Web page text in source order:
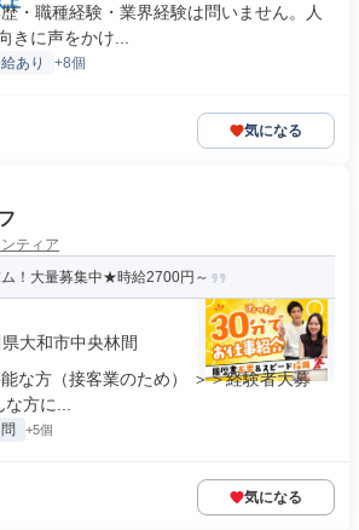
・職種経験・業界経験は問いません。人
きに声をかけ...
あり +8個
気になる
ティア
！大量募集中★時給2700円～
大和市中央林間
な方（接客業のため） ＞＞経験者大募
方に...
+5個
気になる